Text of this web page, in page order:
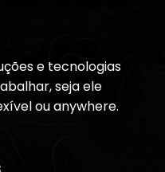
e tecnologias
seja ele
ou anywhere.